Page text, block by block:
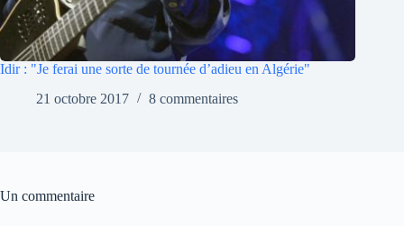
Idir : "Je ferai une sorte de tournée d’adieu en Algérie"
21 octobre 2017
8 commentaires
Un commentaire